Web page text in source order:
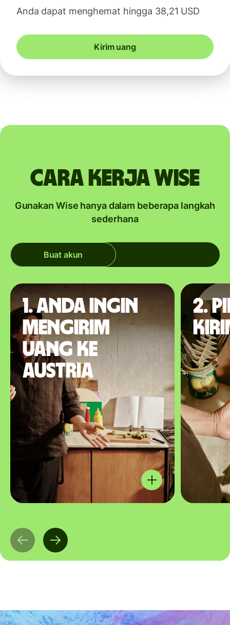
Anda dapat menghemat hingga 38,21 USD
Kirim uang
Cara kerja Wise
Gunakan Wise hanya dalam beberapa langkah
sederhana
Buat akun
1. Anda ingin
mengirim
uang ke
Austria
2.